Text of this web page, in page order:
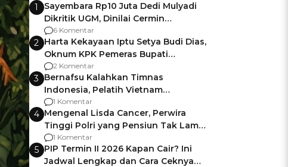
1
Sayembara Rp10 Juta Dedi Mulyadi
Dikritik UGM, Dinilai Cermin
Gagalnya Negara Jamin Keamanan
6 Komentar
2 Harta Kekayaan Iptu Setya Budi Dias,
Oknum KPK Pemeras Bupati
Pemalang
2 Komentar
3 Bernafsu Kalahkan Timnas
Indonesia, Pelatih Vietnam
Berencana Pakai Jimat di Pakansari
1 Komentar
4 Mengenal Lisda Cancer, Perwira
Tinggi Polri yang Pensiun Tak Lama
Usai Jadi Brigjen
1 Komentar
5 PIP Termin II 2026 Kapan Cair? Ini
Jadwal Lengkap dan Cara Ceknya